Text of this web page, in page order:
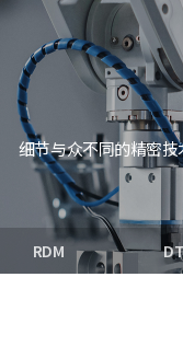
细节与众不同的精密
RDM